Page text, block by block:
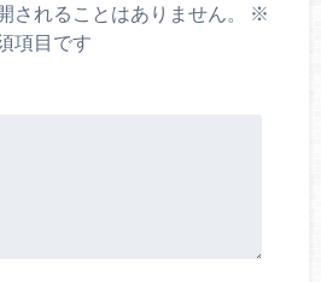
されることはありません。
※
項目です